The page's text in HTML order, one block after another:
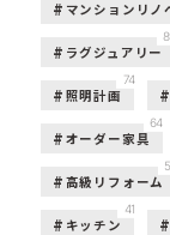
マンションリノ
ラグジュアリー
照明計画
74
オーダー家具
64
高級リフォーム
キッチン
41